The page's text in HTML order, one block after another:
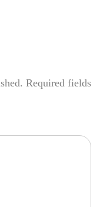
Required fields